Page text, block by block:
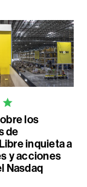
los
de
inquieta a
y acciones
Nasdaq